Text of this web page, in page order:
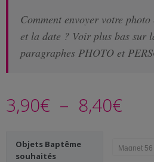
Comment envoyer votre
et la date ? Voir plus bas sur
paragraphes PHOTO et
3,90€ – 8,40€
Objets Baptême
souhaités
Contact
Demande
contacter
Livraison